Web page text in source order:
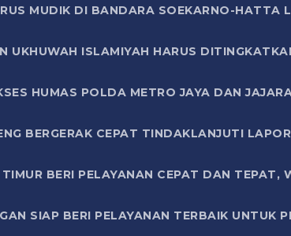
MUDIK DI BANDARA SOEKARNO-HATTA
UKHUWAH ISLAMIYAH HARUS
HUMAS POLDA METRO JAYA DAN
BERGERAK CEPAT TINDAKLANJUTI
BERI PELAYANAN CEPAT DAN TEPAT,
SIAP BERI PELAYANAN TERBAIK UNTUK